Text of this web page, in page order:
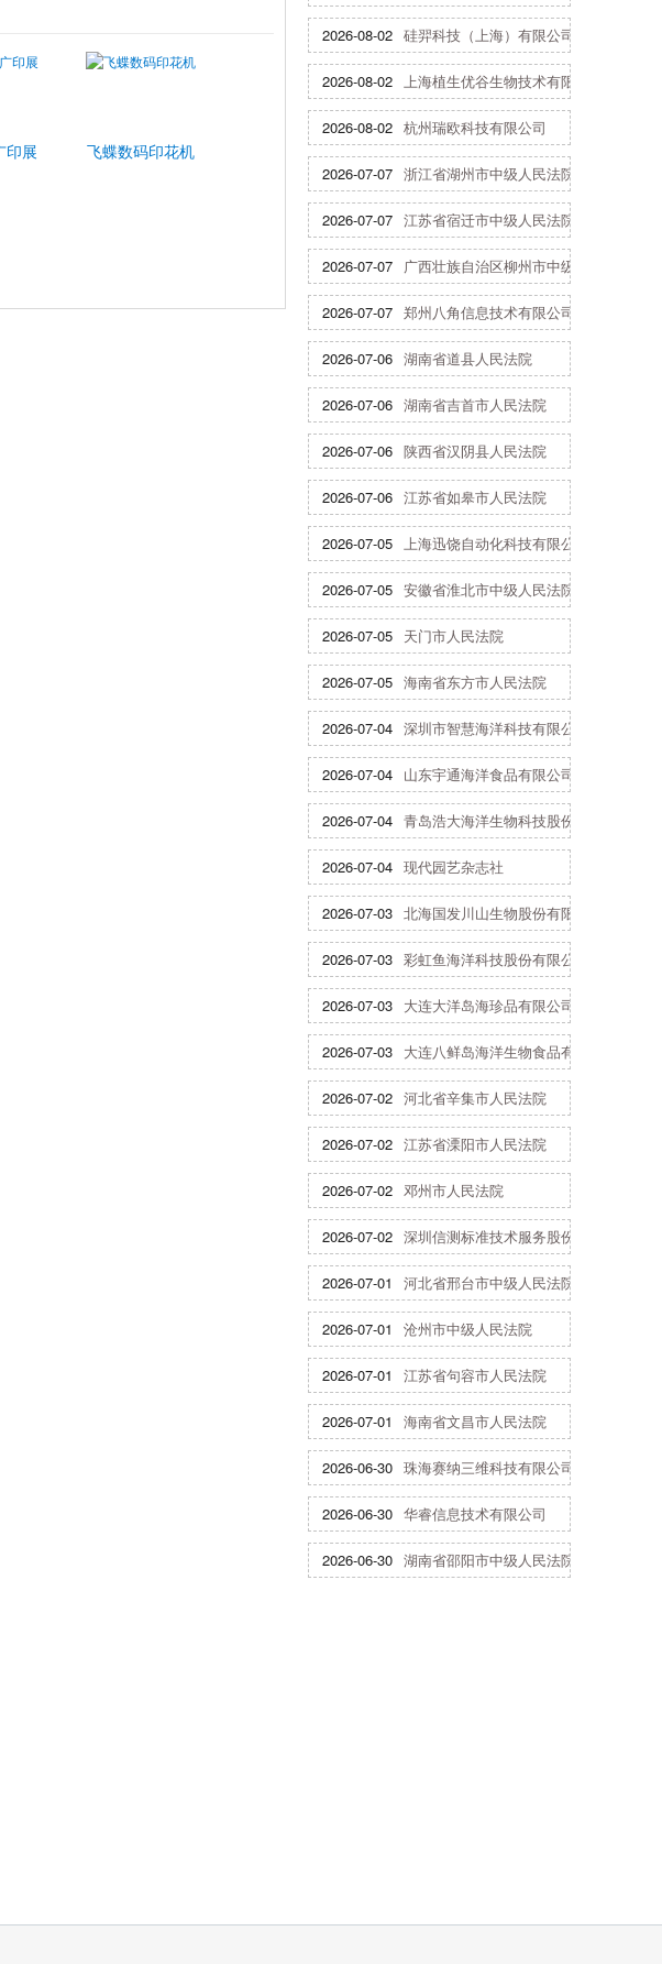
印展 飞蝶数码印花机
2026-08-02 硅羿科技（上海）有限公司
2026-08-02 上海植生优谷生物技术有限公司
2026-08-02 杭州瑞欧科技有限公司
2026-07-07 浙江省湖州市中级人民法院
2026-07-07 江苏省宿迁市中级人民法院
2026-07-07 广西壮族自治区柳州市中级人民法院
2026-07-07 郑州八角信息技术有限公司
2026-07-06 湖南省道县人民法院
2026-07-06 湖南省吉首市人民法院
2026-07-06 陕西省汉阴县人民法院
2026-07-06 江苏省如皋市人民法院
2026-07-05 上海迅饶自动化科技有限公司
2026-07-05 安徽省淮北市中级人民法院
2026-07-05 天门市人民法院
2026-07-05 海南省东方市人民法院
2026-07-04 深圳市智慧海洋科技有限公司
2026-07-04 山东宇通海洋食品有限公司
2026-07-04 青岛浩大海洋生物科技股份有限公司
2026-07-04 现代园艺杂志社
2026-07-03 北海国发川山生物股份有限公司
2026-07-03 彩虹鱼海洋科技股份有限公司
2026-07-03 大连大洋岛海珍品有限公司
2026-07-03 大连八鲜岛海洋生物食品有限公司
2026-07-02 河北省辛集市人民法院
2026-07-02 江苏省溧阳市人民法院
2026-07-02 邓州市人民法院
2026-07-02 深圳信测标准技术服务股份有限公司
2026-07-01 河北省邢台市中级人民法院
2026-07-01 沧州市中级人民法院
2026-07-01 江苏省句容市人民法院
2026-07-01 海南省文昌市人民法院
2026-06-30 珠海赛纳三维科技有限公司
2026-06-30 华睿信息技术有限公司
2026-06-30 湖南省邵阳市中级人民法院